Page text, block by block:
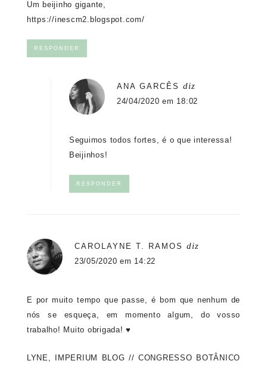
Um beijinho gigante,
https://inescm2.blogspot.com/
RESPONDER
ANA GARCÊS diz
24/04/2020 em 18:02
Seguimos todos fortes, é o que interessa!
Beijinhos!
RESPONDER
CAROLAYNE T. RAMOS diz
23/05/2020 em 14:22
E por muito tempo que passe, é bom que nenhum de
nós se esqueça, em momento algum, do vosso
trabalho! Muito obrigada! ♥
LYNE, IMPERIUM BLOG // CONGRESSO BOTÂNICO